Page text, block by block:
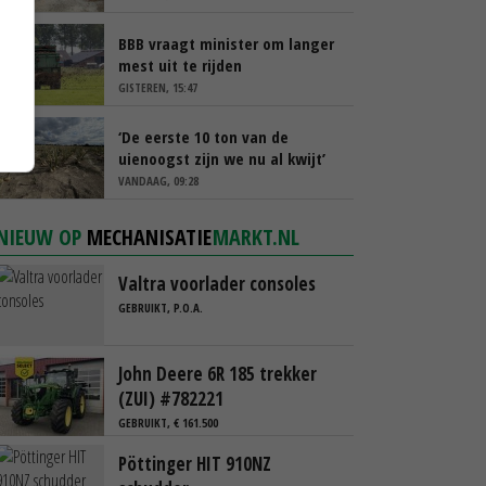
BBB vraagt minister om langer
mest uit te rijden
GISTEREN, 15:47
‘De eerste 10 ton van de
uienoogst zijn we nu al kwijt’
VANDAAG, 09:28
OP MECHANISATIEMARKT.NL
Valtra voorlader consoles
GEBRUIKT, P.O.A.
John Deere 6R 185 trekker
(ZUI) #782221
GEBRUIKT, € 161.500
Pöttinger HIT 910NZ